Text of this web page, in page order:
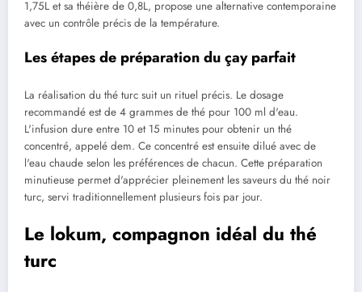
1,75L et sa théière de 0,8L, propose une alternative contemporaine
avec un contrôle précis de la température.
Les étapes de préparation du çay parfait
La réalisation du thé turc suit un rituel précis. Le dosage
recommandé est de 4 grammes de thé pour 100 ml d'eau.
L'infusion dure entre 10 et 15 minutes pour obtenir un thé
concentré, appelé dem. Ce concentré est ensuite dilué avec de
l'eau chaude selon les préférences de chacun. Cette préparation
minutieuse permet d'apprécier pleinement les saveurs du thé noir
turc, servi traditionnellement plusieurs fois par jour.
Le lokum, compagnon idéal du thé
turc